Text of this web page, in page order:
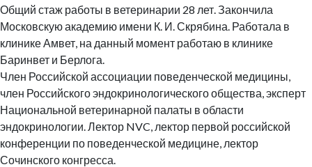
Общий стаж работы в ветеринарии 28 лет. Закончила
Московскую академию имени К. И. Скрябина. Работала в
клинике Амвет, на данный момент работаю в клинике
Баринвет и Берлога.
Член Российской ассоциации поведенческой медицины,
член Российского эндокринологического общества, эксперт
Национальной ветеринарной палаты в области
эндокринологии. Лектор NVC, лектор первой российской
конференции по поведенческой медицине, лектор
Сочинского конгресса.